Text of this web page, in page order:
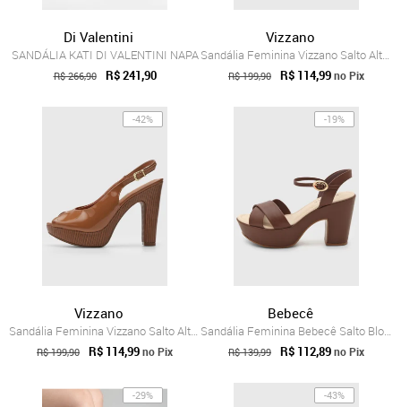
Di Valentini
SANDÁLIA KATI DI VALENTINI NAPA
R$ 266,90 R$ 241,90
Vizzano
Sandália Feminina Vizzano Salto Alto Marrom
R$ 199,90 R$ 114,99no Pix
-42%
Vizzano
Sandália Feminina Vizzano Salto Alto Fiv...
R$ 199,90 R$ 114,99no Pix
-19%
Bebecê
Sandália Feminina Bebecê Salto Bloco Marrom
R$ 139,99 R$ 112,89no Pix
-29% -43%